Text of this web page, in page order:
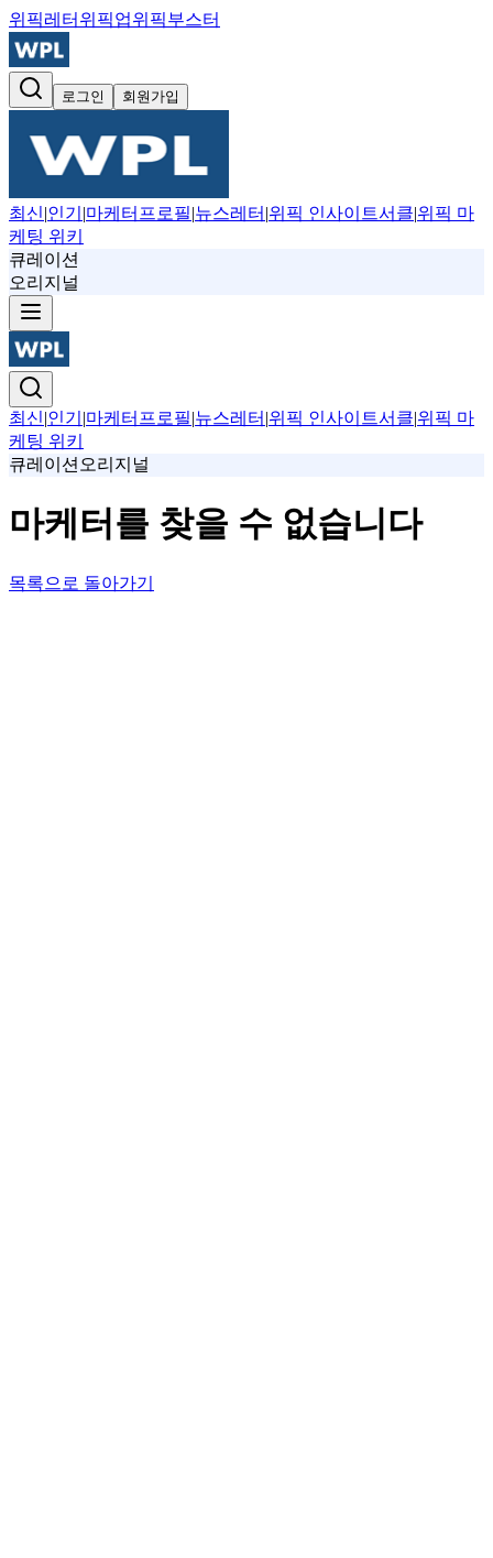
위픽레터 위픽업위픽부스터
로그인 회원가입
최신|인기 |마케터프로필|뉴스레터 |위픽 인사이트서클|위픽 마
케팅 위키
큐레이션
오리지널
최신|인기 |마케터프로필|뉴스레터 |위픽 인사이트서클|위픽 마
케팅 위키
큐레이션 오리지널
마케터를 찾을 수 없습니다
목록으로 돌아가기